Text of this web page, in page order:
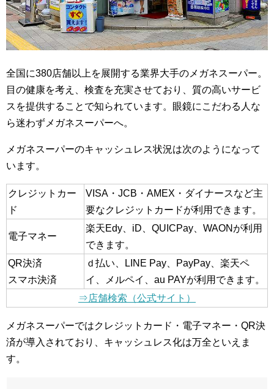
全国に380店舗以上を展開する業界大手のメガネスーパー。
目の健康を考え、検査を充実させており、質の高いサービ
スを提供することで知られています。眼鏡にこだわる人な
ら迷わずメガネスーパーへ。
メガネスーパーのキャッシュレス状況は次のようになって
います。
クレジットカー
ド
VISA・JCB・AMEX・ダイナースなど主
要なクレジットカードが利用できます。
電子マネー
楽天Edy、iD、QUICPay、WAONが利用
できます。
QR決済
スマホ決済
ｄ払い、LINE Pay、PayPay、楽天ペ
イ、メルペイ、au PAYが利用できます。
⇒店舗検索（公式サイト）
メガネスーパーではクレジットカード・電子マネー・QR決
済が導入されており、キャッシュレス化は万全といえま
す。